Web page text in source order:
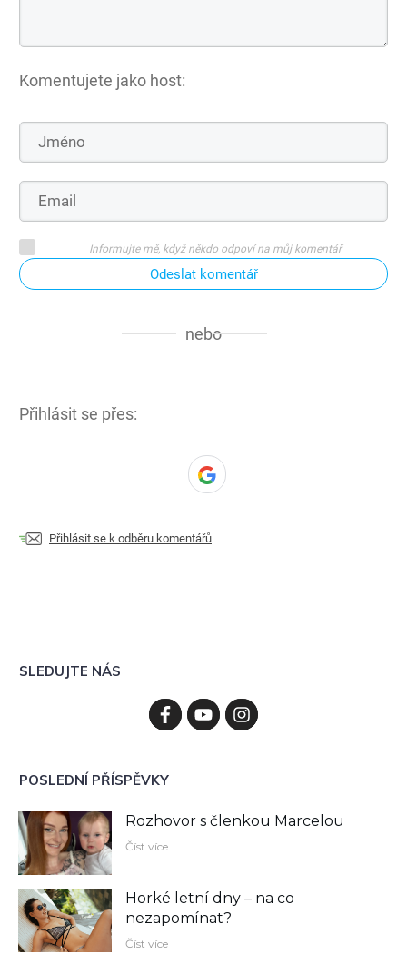
Komentujete jako host:
Informujte mě, když někdo odpoví na můj komentář
Odeslat komentář
nebo
Přihlásit se přes:
Přihlásit se k odběru komentářů
SLEDUJTE NÁS
POSLEDNÍ PŘÍSPĚVKY
Rozhovor s členkou Marcelou
Číst více
Horké letní dny – na co
nezapomínat?
Číst více